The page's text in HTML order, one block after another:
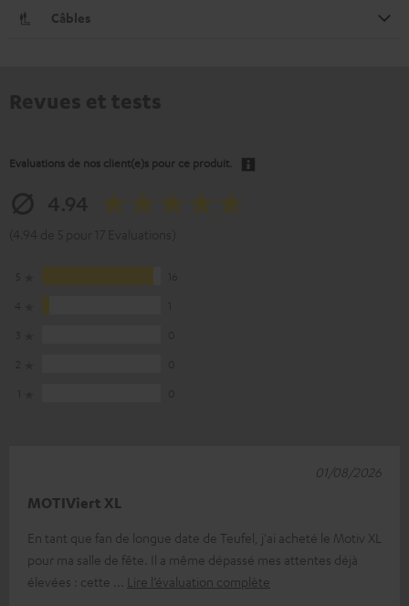
Câbles
Evaluations de nos client(e)s pour ce produit.
MOTIViert XL
En tant que fan de longue date de Teufel, j'ai acheté le Motiv XL
pour ma salle de fête. Il a même dépassé mes attentes déjà
élevées : cette
Lire l’évaluation complète
01/08/2026